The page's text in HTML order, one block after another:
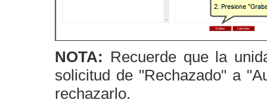
NOTA: Recuerde que la
solicitud de "Rechazado" a
rechazarlo.